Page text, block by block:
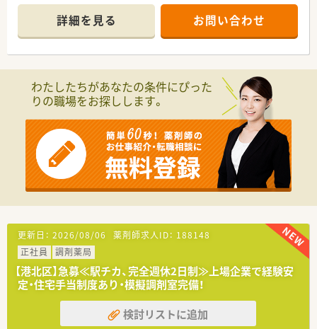
■病院門前とは異なり医師との距離も近く連携が抜群です！
■社長が薬剤師であり育休も取得しており、
女性が長く働き続けられる企業を目指しています。
■人材定着率97％で、医療業界では非常に高水準
ご経験の浅い方にはOJT研修などの用意も有り
■自動監査システムや自動混注器などの最新設備導入済み
■スキルと経験年数に応じて評価し、
キャリアアップできるキャリアパス制度を導入。
■薬剤師のスペシャリストやエリアマネージャー、
採用・教育、新規出店企画など広く活躍できるチャンスがあり
ます
■年間休日120日以上・平均有給消化率84%！
みんなで助け合い取得するという社風です。
■福利厚生充実！財形貯蓄?確定拠出年金など様々な制度有り
■駅から徒歩7分以内の立地です
■外来に加えて在宅医療にも積極的に取り組んでいる店舗
■近隣のクリニックのほか、
広域の病院からも処方箋を受けています。
詳細を見る お問い合わせ
わたしたちがあなたの条件にぴった
りの職場をお探しします。
更新日： 2026/08/06 薬剤師求人ID： 188148
正社員
調剤薬局
【港北区】急募≪駅チカ、完全週休2日制≫上場企業で経験安
定・住宅手当制度あり・模擬調剤室完備！
検討リストに追加